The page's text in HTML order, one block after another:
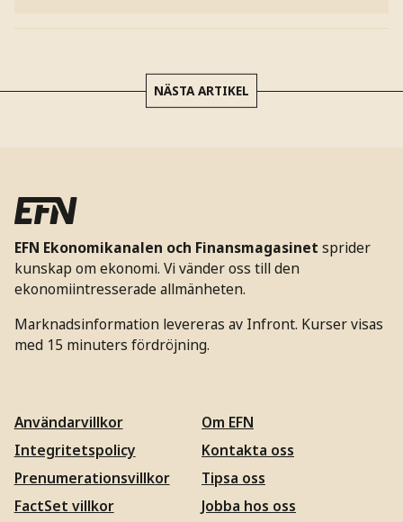
NÄSTA ARTIKEL
EFN Ekonomikanalen och Finansmagasinet sprider
kunskap om ekonomi. Vi vänder oss till den
ekonomiintresserade allmänheten.
Marknadsinformation levereras av Infront. Kurser visas
med 15 minuters fördröjning.
Användarvillkor
Integritetspolicy
Prenumerationsvillkor
FactSet villkor
Om EFN
Kontakta oss
Tipsa oss
Jobba hos oss